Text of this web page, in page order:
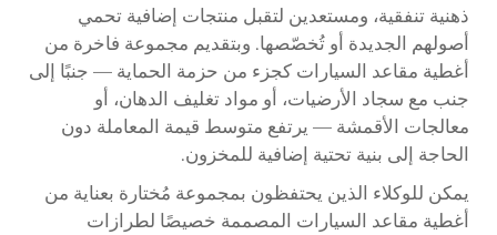
ذهنية تنفقية، ومستعدين لتقبل منتجات إضافية تحمي
أصولهم الجديدة أو تُخصّصها. وبتقديم مجموعة فاخرة من
أغطية مقاعد السيارات كجزء من حزمة الحماية — جنبًا إلى
جنب مع سجاد الأرضيات، أو مواد تغليف الدهان، أو
معالجات الأقمشة — يرتفع متوسط قيمة المعاملة دون
الحاجة إلى بنية تحتية إضافية للمخزون.
يمكن للوكلاء الذين يحتفظون بمجموعة مُختارة بعناية من
أغطية مقاعد السيارات المصممة خصيصًا لطرازات